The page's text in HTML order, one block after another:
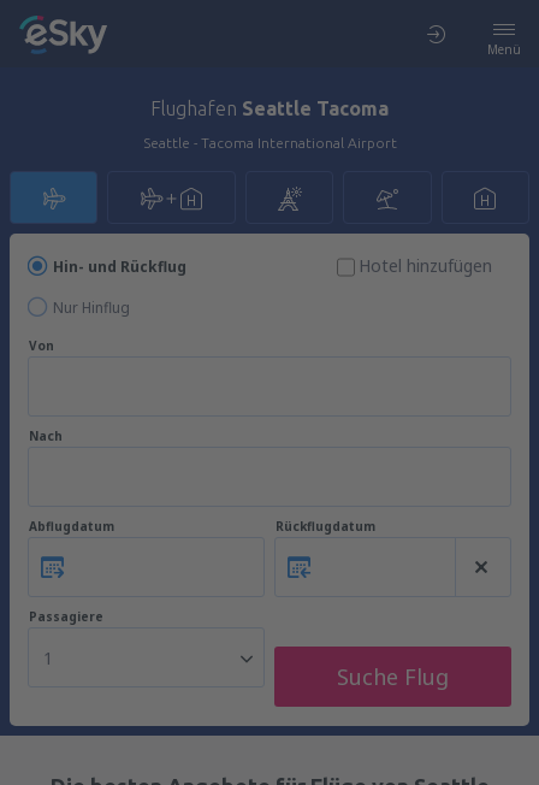
Menü
Flughafen Seattle Tacoma
Seattle - Tacoma International Airport
Hin- und Rückflug
Nur Hinflug
Hotel hinzufügen
Von
Nach
Abflugdatum Rückflugdatum
Passagiere
1
Suche Flug